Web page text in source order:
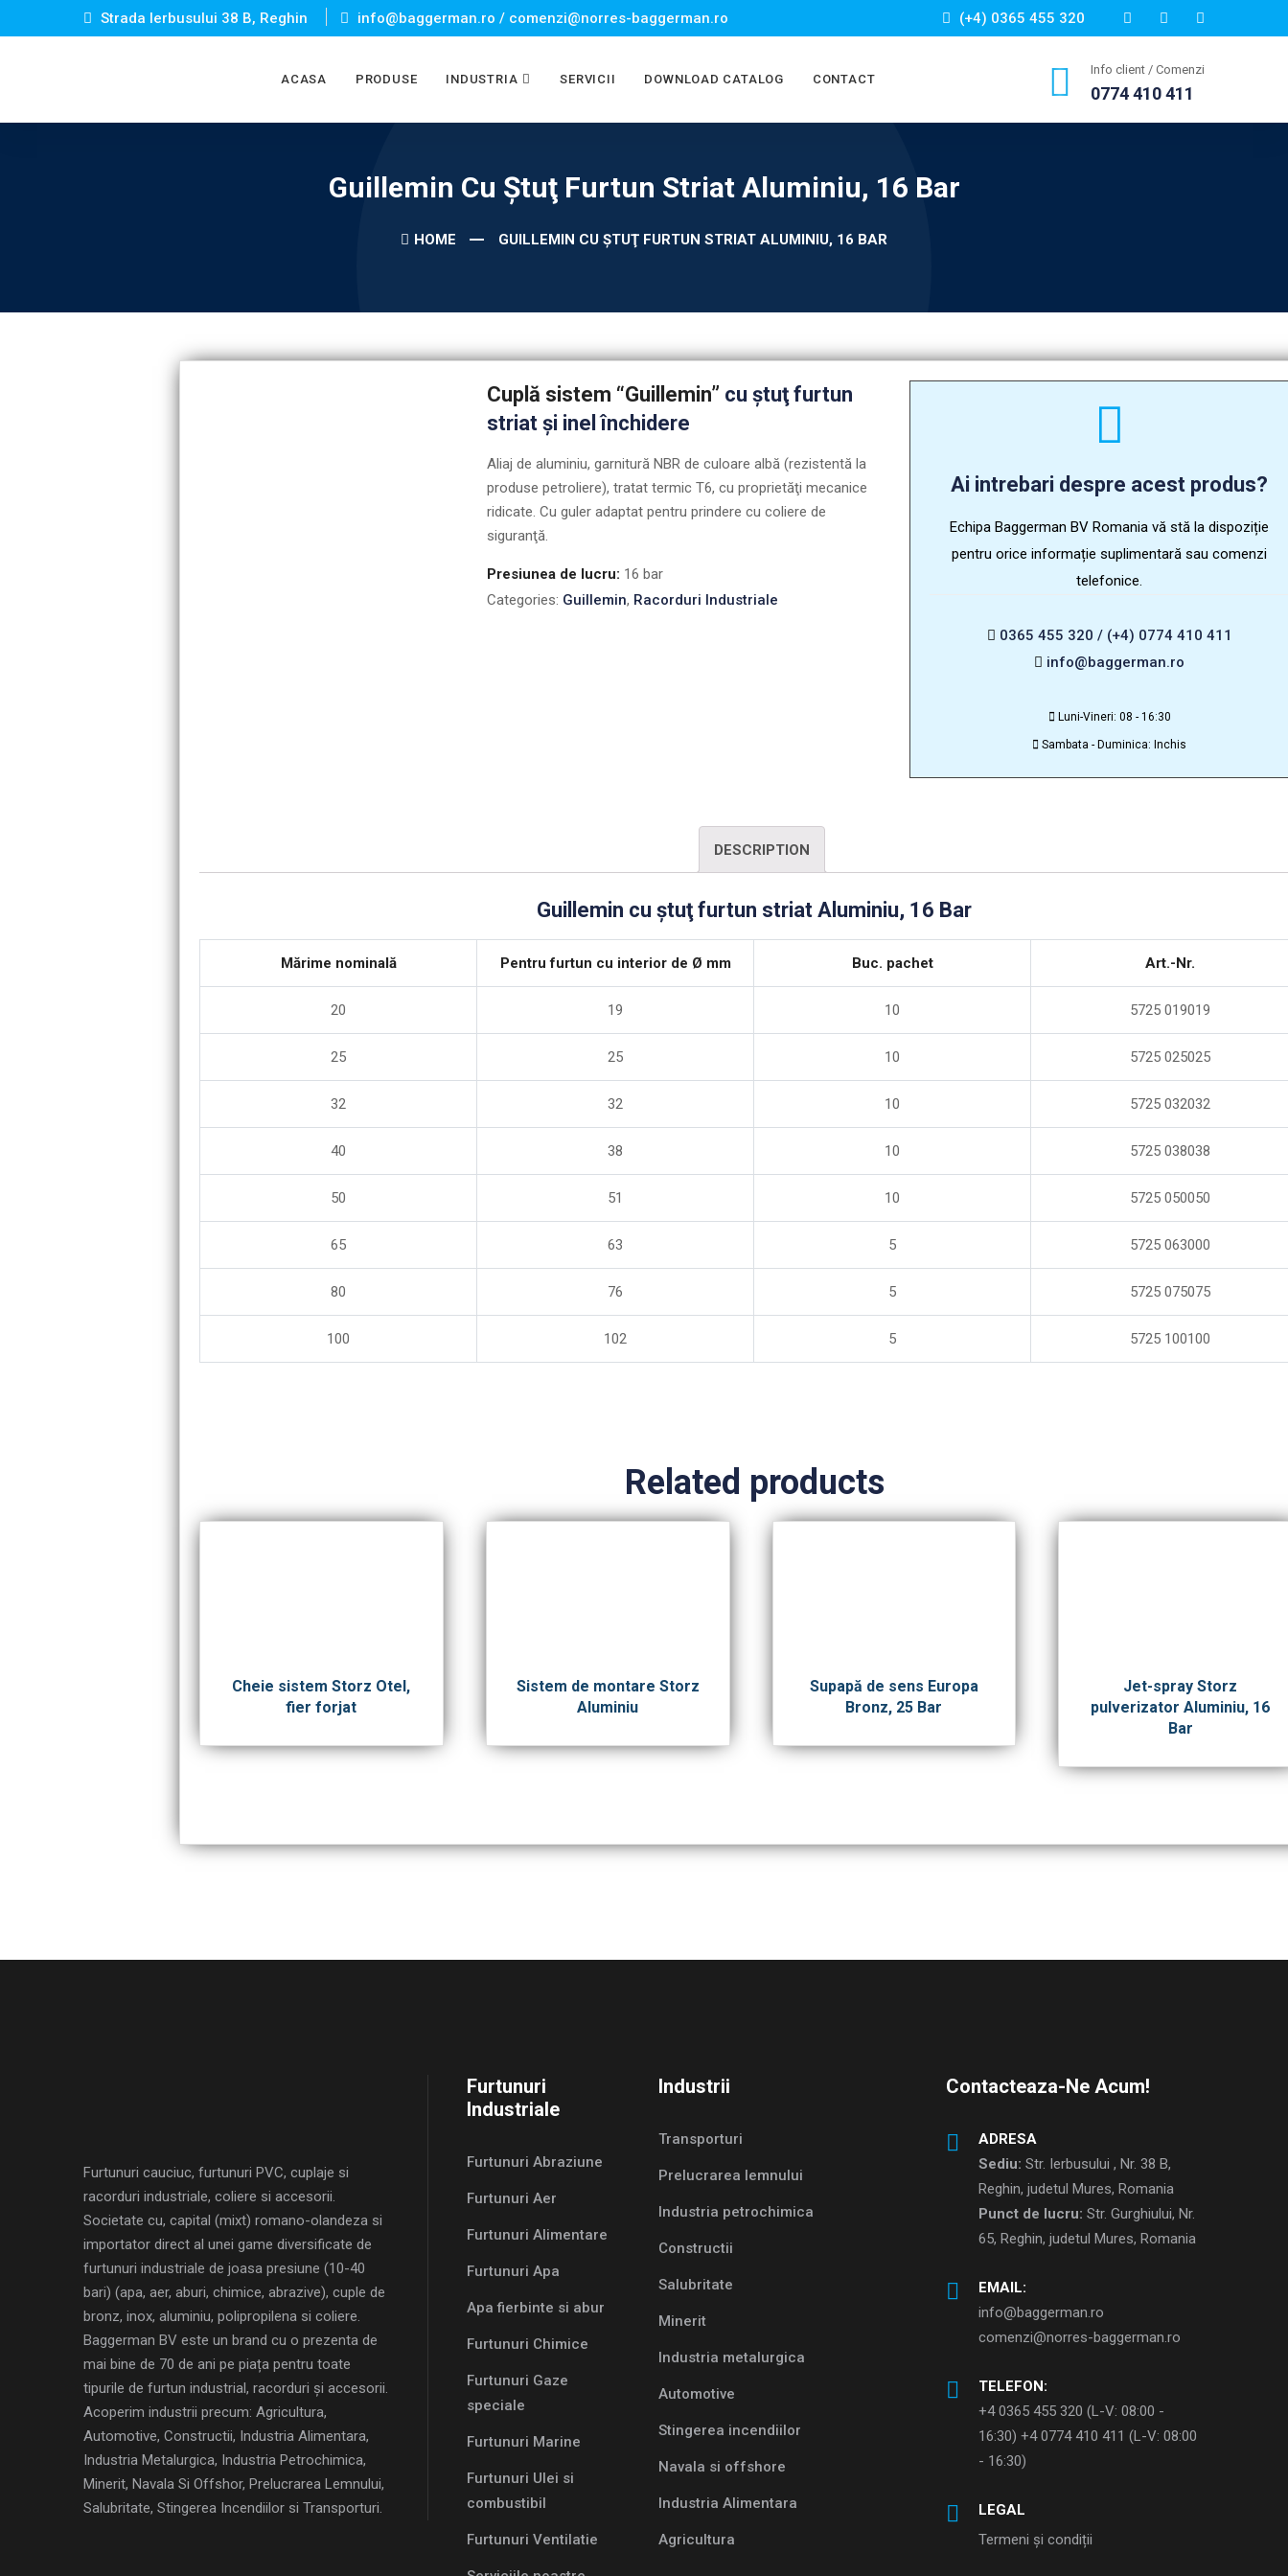
Strada Ierbusului 38 B, Reghin info@baggerman.ro / comenzi@norres-baggerman.ro (+4) 0365 455 320
Info client / Comenzi
0774 410 411
ACASA PRODUSE INDUSTRIA SERVICII DOWNLOAD CATALOG CONTACT
Guillemin Cu Ştuţ Furtun Striat Aluminiu, 16 Bar
HOME GUILLEMIN CU ŞTUŢ FURTUN STRIAT ALUMINIU, 16 BAR
Cuplă sistem “Guillemin” cu ştuţ furtun
striat şi inel închidere
Aliaj de aluminiu, garnitură NBR de culoare albă (rezistentă la
produse petroliere), tratat termic T6, cu proprietăţi mecanice
ridicate. Cu guler adaptat pentru prindere cu coliere de
siguranţă.
Presiunea de lucru: 16 bar
Categories: Guillemin, Racorduri Industriale
Ai intrebari despre acest produs?
Echipa Baggerman BV Romania vă stă la dispoziție
pentru orice informație suplimentară sau comenzi
telefonice.
0365 455 320 / (+4) 0774 410 411
info@baggerman.ro
Luni-Vineri: 08 - 16:30
Sambata - Duminica: Inchis
DESCRIPTION
Guillemin cu ştuţ furtun striat Aluminiu, 16 Bar
Mărime nominală Pentru furtun cu interior de Ø mm Buc. pachet Art.-Nr.
20 19 10 5725 019019
25 25 10 5725 025025
32 32 10 5725 032032
40 38 10 5725 038038
50 51 10 5725 050050
65 63 5 5725 063000
80 76 5 5725 075075
100 102 5 5725 100100
Related products
Cheie sistem Storz Otel,
fier forjat
Sistem de montare Storz
Aluminiu
Supapă de sens Europa
Bronz, 25 Bar
Jet-spray Storz
pulverizator Aluminiu, 16
Bar
Furtunuri cauciuc, furtunuri PVC, cuplaje si
racorduri industriale, coliere si accesorii.
Societate cu, capital (mixt) romano-olandeza si
importator direct al unei game diversificate de
furtunuri industriale de joasa presiune (10-40
bari) (apa, aer, aburi, chimice, abrazive), cuple de
bronz, inox, aluminiu, polipropilena si coliere.
Baggerman BV este un brand cu o prezenta de
mai bine de 70 de ani pe piața pentru toate
tipurile de furtun industrial, racorduri și accesorii.
Acoperim industrii precum: Agricultura,
Automotive, Constructii, Industria Alimentara,
Industria Metalurgica, Industria Petrochimica,
Minerit, Navala Si Offshor, Prelucrarea Lemnului,
Salubritate, Stingerea Incendiilor si Transporturi.
Furtunuri
Industriale
Furtunuri Abraziune
Furtunuri Aer
Furtunuri Alimentare
Furtunuri Apa
Apa fierbinte si abur
Furtunuri Chimice
Furtunuri Gaze
speciale
Furtunuri Marine
Furtunuri Ulei si
combustibil
Furtunuri Ventilatie
Industrii
Transporturi
Prelucrarea lemnului
Industria petrochimica
Constructii
Salubritate
Minerit
Industria metalurgica
Automotive
Stingerea incendiilor
Navala si offshore
Industria Alimentara
Agricultura
Contacteaza-Ne Acum!
ADRESA
Sediu: Str. Ierbusului , Nr. 38 B,
Reghin, judetul Mures, Romania
Punct de lucru: Str. Gurghiului, Nr.
65, Reghin, judetul Mures, Romania
EMAIL:
info@baggerman.ro
comenzi@norres-baggerman.ro
TELEFON:
+4 0365 455 320 (L-V: 08:00 -
16:30) +4 0774 410 411 (L-V: 08:00
- 16:30)
LEGAL
Termeni și condiții